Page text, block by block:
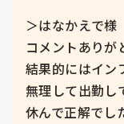
＞はなかえで様
コメントありが
結果的にはイン
無理して出勤し
休んで正解でし